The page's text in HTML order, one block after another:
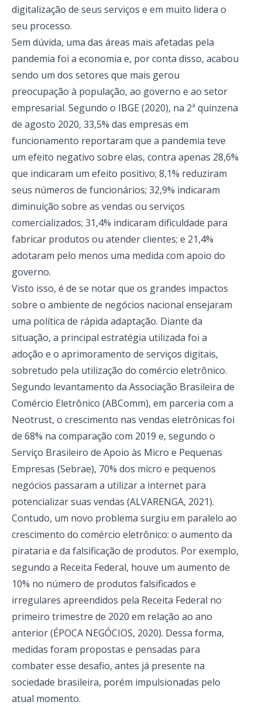
digitalização de seus serviços e em muito lidera o
seu processo.
Sem dúvida, uma das áreas mais afetadas pela
pandemia foi a economia e, por conta disso, acabou
sendo um dos setores que mais gerou
preocupação à população, ao governo e ao setor
empresarial. Segundo o IBGE (2020), na 2ª quinzena
de agosto 2020, 33,5% das empresas em
funcionamento reportaram que a pandemia teve
um efeito negativo sobre elas, contra apenas 28,6%
que indicaram um efeito positivo; 8,1% reduziram
seus números de funcionários; 32,9% indicaram
diminuição sobre as vendas ou serviços
comercializados; 31,4% indicaram dificuldade para
fabricar produtos ou atender clientes; e 21,4%
adotaram pelo menos uma medida com apoio do
governo.
Visto isso, é de se notar que os grandes impactos
sobre o ambiente de negócios nacional ensejaram
uma política de rápida adaptação. Diante da
situação, a principal estratégia utilizada foi a
adoção e o aprimoramento de serviços digitais,
sobretudo pela utilização do comércio eletrônico.
Segundo levantamento da Associação Brasileira de
Comércio Eletrônico (ABComm), em parceria com a
Neotrust, o crescimento nas vendas eletrônicas foi
de 68% na comparação com 2019 e, segundo o
Serviço Brasileiro de Apoio às Micro e Pequenas
Empresas (Sebrae), 70% dos micro e pequenos
negócios passaram a utilizar a internet para
potencializar suas vendas (ALVARENGA, 2021).
Contudo, um novo problema surgiu em paralelo ao
crescimento do comércio eletrônico: o aumento da
pirataria e da falsificação de produtos. Por exemplo,
segundo a Receita Federal, houve um aumento de
10% no número de produtos falsificados e
irregulares apreendidos pela Receita Federal no
primeiro trimestre de 2020 em relação ao ano
anterior (ÉPOCA NEGÓCIOS, 2020). Dessa forma,
medidas foram propostas e pensadas para
combater esse desafio, antes já presente na
sociedade brasileira, porém impulsionadas pelo
atual momento.